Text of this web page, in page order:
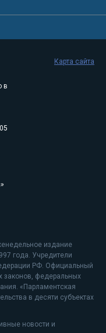
в
издание
года. Учредители
РФ. Официальный
законов, федеральных
«Парламентская
в десяти субъектах
новости и
Карта сайта